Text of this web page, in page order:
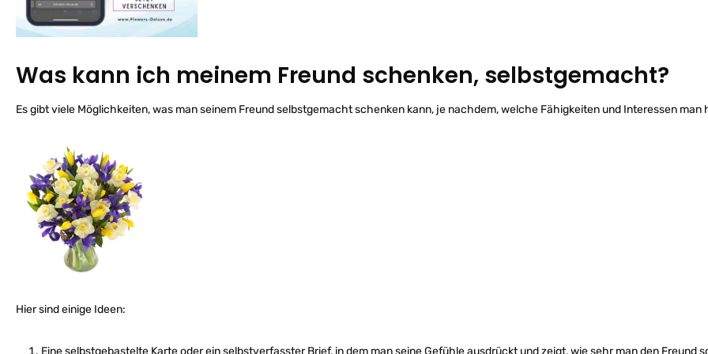
Was kann ich meinem Freund schenken, selbstgemacht?
Es gibt viele Möglichkeiten, was man seinem Freund selbstgemacht schenken kann, je nachdem, welche Fähigkeiten und Interessen man
Hier sind einige Ideen:
Eine selbstgebastelte Karte oder ein selbstverfasster Brief, in dem man seine Gefühle ausdrückt und zeigt, wie sehr man den Freund